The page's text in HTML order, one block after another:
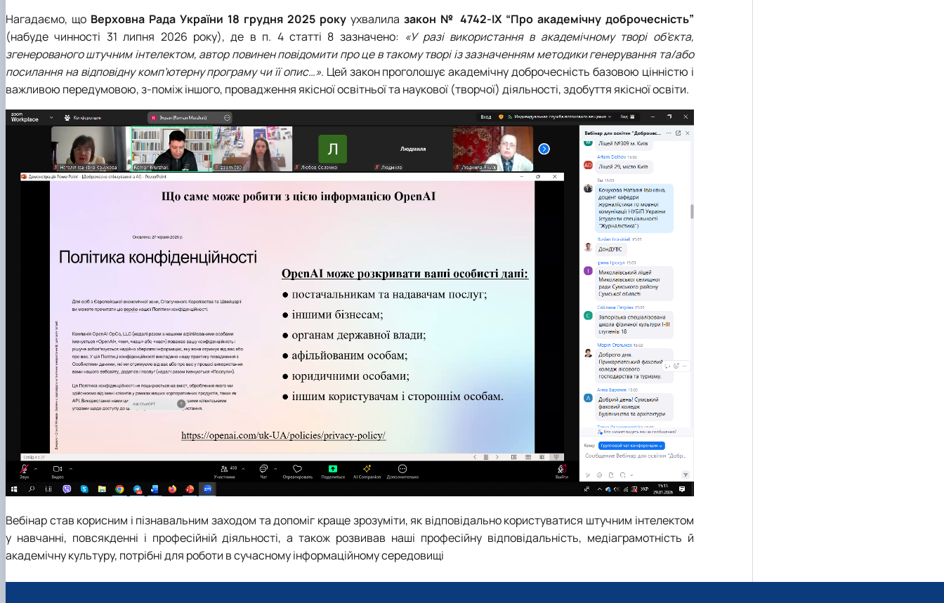
Нагадаємо, що Верховна Рада України 18 грудня 2025 року ухвалилазакон № 4742-IX “Про академічну доброчесність”
(набуде чинності 31 липня 2026 року), де в п. 4 статті 8 зазначено: «У разі використання в академічному творі об’єкта,
згенерованого штучним інтелектом, автор повинен повідомити про це в такому творі із зазначенням методики генерування та/або
посилання на відповідну комп’ютерну програму чи її опис…». Цей закон проголошує академічну доброчесність базовою цінністю і
важливою передумовою, з-поміж іншого, провадження якісної освітньої та наукової (творчої) діяльності, здобуття якісної освіти.
Вебінар став корисним і пізнавальним заходом та допоміг краще зрозуміти, як відповідально користуватися штучним інтелектом
у навчанні, повсякденні і професійній діяльності, а також розвивав наші професійну відповідальність, медіаграмотність й
академічну культуру, потрібні для роботи в сучасному інформаційному середовищі